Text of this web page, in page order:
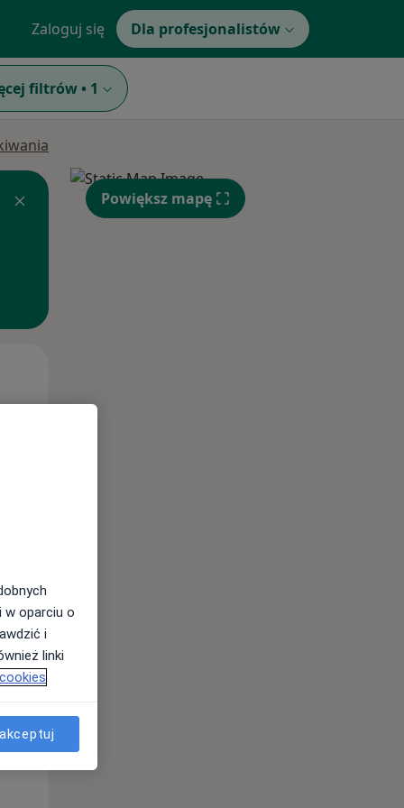
Zaloguj się Dla profesjonalistów
filtrów • 1
Śr,
12 Sie
Powiększ mapę
w oparciu o
i
linki